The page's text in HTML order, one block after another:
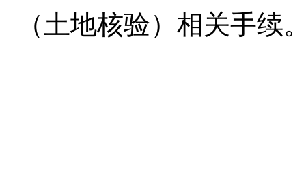
（土地核验）相关手续